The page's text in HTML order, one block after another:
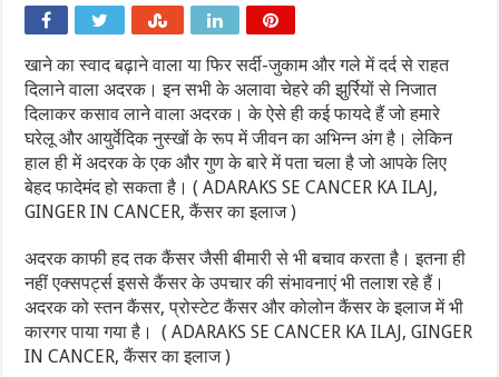
खाने का स्वाद बढ़ाने वाला या फिर सर्दी-जुकाम और गले में दर्द से राहत
दिलाने वाला अदरक। इन सभी के अलावा चेहरे की झुर्रियों से निजात
दिलाकर कसाव लाने वाला अदरक। के ऐसे ही कई फायदे हैं जो हमारे
घरेलू और आयुर्वेदि‍क नुस्खों के रूप में जीवन का अभि‍न्न अंग है। लेकिन
हाल ही में अदरक के एक और गुण के बारे में पता चला है जो आपके लिए
बेहद फादेमंद हो सकता है। ( ADARAKS SE CANCER KA ILAJ,
GINGER IN CANCER, कैंसर का इलाज )
अदरक काफी हद तक कैंसर जैसी बीमारी से भी बचाव करता है। इतना ही
नहीं एक्सपर्ट्स इससे कैंसर के उपचार की संभावनाएं भी तलाश रहे हैं।
अदरक को स्तन कैंसर, प्रोस्टेट कैंसर और कोलोन कैंसर के इलाज में भी
कारगर पाया गया है। ( ADARAKS SE CANCER KA ILAJ, GINGER
IN CANCER, कैंसर का इलाज )